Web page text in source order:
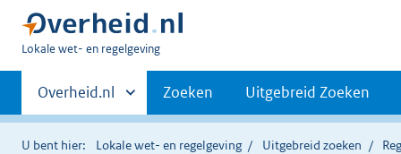
U
hier:
Lokale wet- en regelgeving
Primaire
navigatie
Andere
sites
binnen
Overheid.nl Zoeken Uitgebreid Zoeken
U bent hier: Lokale wet- en regelgeving Uitgebreid zoeken